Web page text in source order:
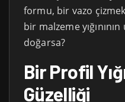
formu, bir vazo
bir malzeme
doğarsa?
Bir Profil
Güzelliği